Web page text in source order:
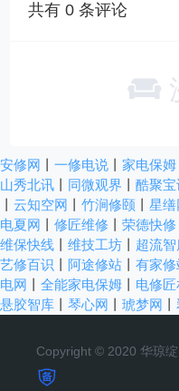
共有0 条评论
安修网 一修电说 家电保姆
山秀北讯
同微观界 酷聚宝
云知空网 竹涧修颐 星缮
电夏网
修匠维修 荣德快修
维保快线
维技工坊 超流
艺修百识
阿途修站 有家修
电网
全能家电保姆 电修
悬胶智库
琴心网 琥梦网
Copyright © 2020 华琼